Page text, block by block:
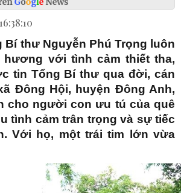
Bí thư Nguyễn Phú Trọng luôn
hương với tình cảm thiết tha,
tin Tổng Bí thư qua đời, cán
Đông Hội, huyện Đông Anh,
cho người con ưu tú của quê
tình cảm trân trọng và sự tiếc
Với họ, một trái tim lớn vừa